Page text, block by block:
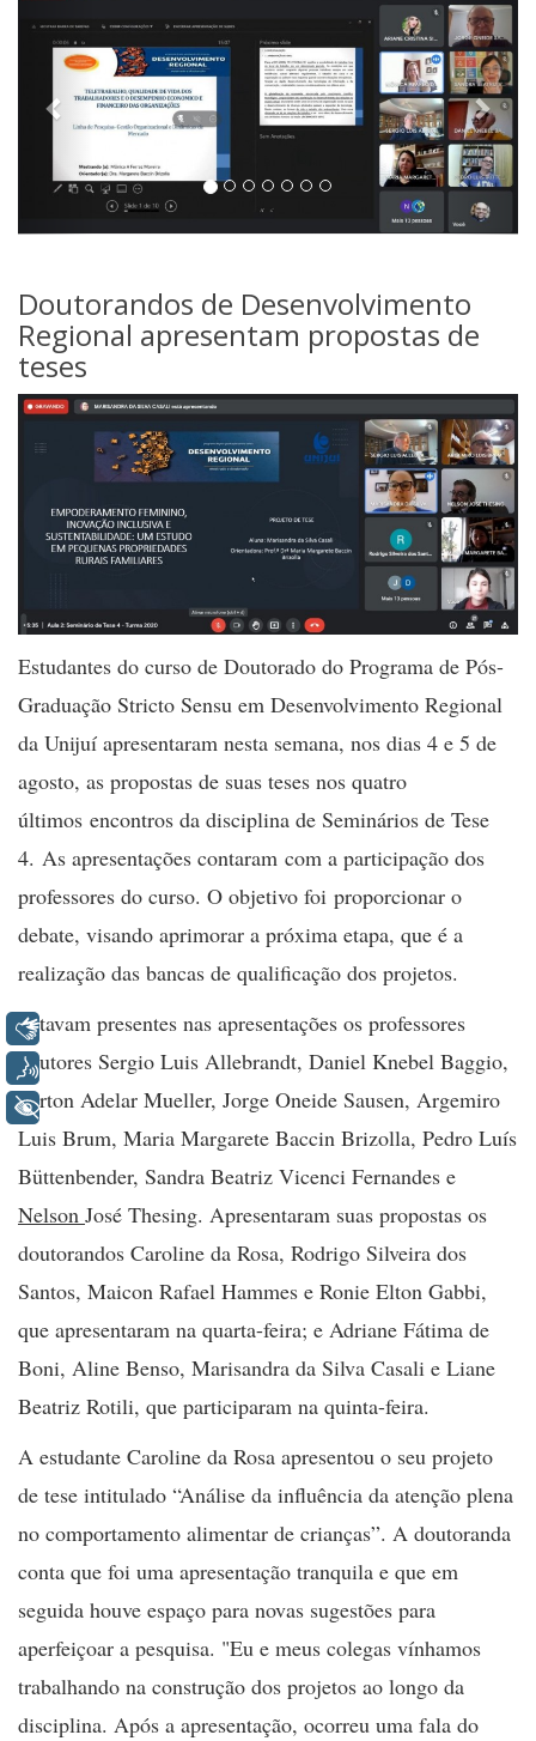
Doutorandos de Desenvolvimento
Regional apresentam propostas de
teses
Estudantes do curso de Doutorado do Programa de Pós-
Graduação Stricto Sensu em Desenvolvimento Regional
da Unijuí apresentaram nesta semana, nos dias 4 e 5 de
agosto, as propostas de suas teses nos quatro
últimos encontros da disciplina de Seminários de Tese
4. As apresentações contaram com a participação dos
professores do curso. O objetivo foi proporcionar o
debate, visando aprimorar a próxima etapa, que é a
realização das bancas de qualificação dos projetos.
Estavam presentes nas apresentações os professores
doutores Sergio Luis Allebrandt, Daniel Knebel Baggio,
Airton Adelar Mueller, Jorge Oneide Sausen, Argemiro
Luis Brum, Maria Margarete Baccin Brizolla, Pedro Luís
Büttenbender, Sandra Beatriz Vicenci Fernandes e
Nelson José Thesing. Apresentaram suas propostas os
doutorandos Caroline da Rosa, Rodrigo Silveira dos
Santos, Maicon Rafael Hammes e Ronie Elton Gabbi,
que apresentaram na quarta-feira; e Adriane Fátima de
Boni, Aline Benso, Marisandra da Silva Casali e Liane
Beatriz Rotili, que participaram na quinta-feira.
A estudante Caroline da Rosa apresentou o seu projeto
de tese intitulado “Análise da influência da atenção plena
no comportamento alimentar de crianças”. A doutoranda
conta que foi uma apresentação tranquila e que em
seguida houve espaço para novas sugestões para
aperfeiçoar a pesquisa. "Eu e meus colegas vínhamos
trabalhando na construção dos projetos ao longo da
disciplina. Após a apresentação, ocorreu uma fala do
Libras
Voz
+ Acessibilidade